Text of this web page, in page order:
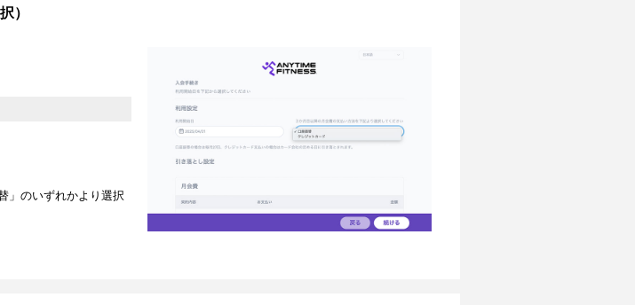
）
」のいずれかより選択